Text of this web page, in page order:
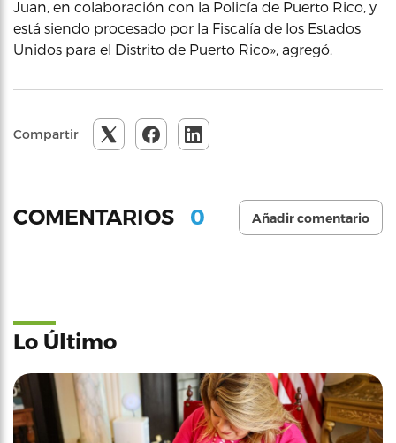
Juan, en colaboración con la Policía de Puerto Rico, y
está siendo procesado por la Fiscalía de los Estados
Unidos para el Distrito de Puerto Rico», agregó.
Compartir
COMENTARIOS 0 Añadir comentario
Lo Último